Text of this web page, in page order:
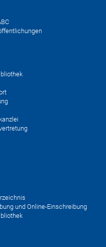
und Online-Einschreibung